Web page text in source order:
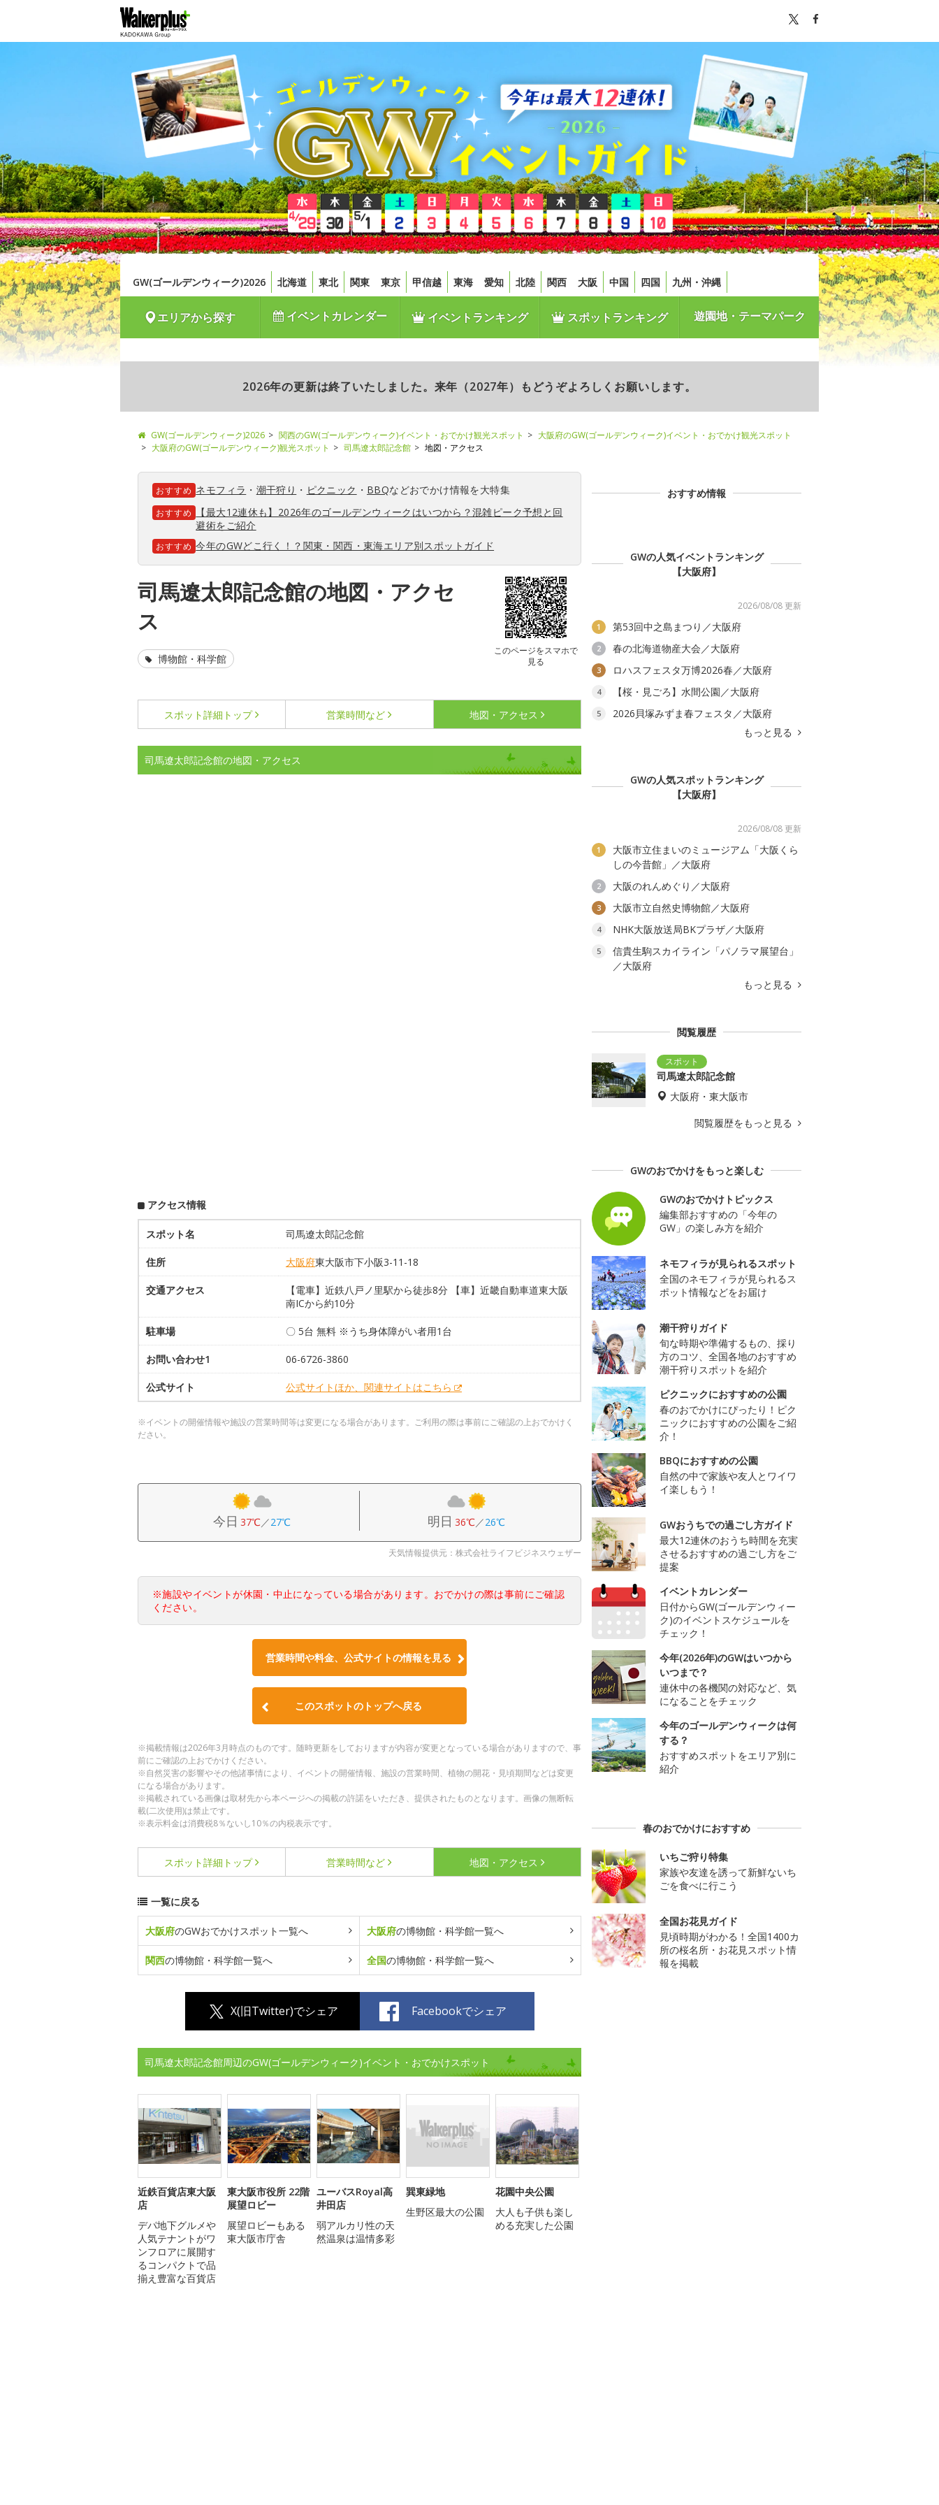
GW(ゴールデンウィーク)2026 北海道 東北 関東 東京 甲信越 東海 愛知 北陸 関西 大阪 中国 四国 九州・沖縄
エリアから探す イベントカレンダー イベントランキング スポットランキング 遊園地・テーマパーク
2026年の更新は終了いたしました。来年（2027年）もどうぞよろしくお願いします。
GW(ゴールデンウィーク)2026 関西のGW(ゴールデンウィーク)イベント・おでかけ観光スポット
大阪府のGW(ゴールデンウィーク)イベント・おでかけ観光スポット
大阪府のGW(ゴールデンウィーク)観光スポット
司馬遼太郎記念館 地図・アクセス
おすすめ ネモフィラ ・ 潮干狩り ・ ピクニック ・ BBQなどおでかけ情報を大特集
おすすめ
【最大12連休も】2026年のゴールデンウィークはいつから？混雑ピーク予想と回
避術をご紹介
おすすめ 今年のGWどこ行く！？関東・関西・東海エリア別スポットガイド
司馬遼太郎記念館の地図・アクセ
ス
このページをスマホで
見る
博物館・科学館
スポット詳細 トップ 営業時間など 地図・アクセス
司馬遼太郎記念館の地図・アクセス
アクセス情報
スポット名 司馬遼太郎記念館
住所 大阪府東大阪市下小阪3-11-18
交通アクセス
【電車】近鉄八戸ノ里駅から徒歩8分 【車】近畿自動車道東大阪
南ICから約10分
駐車場 〇 5台 無料 ※うち身体障がい者用1台
お問い合わせ1 06-6726-3860
公式サイト 公式サイトほか、関連サイトはこちら
※イベントの開催情報や施設の営業時間等は変更になる場合があります。ご利用の際は事前にご確認の上おでかけく
ださい。
今日 37℃／27℃ 明日 36℃／26℃
天気情報提供元：株式会社ライフビジネスウェザー
※施設やイベントが休園・中止になっている場合があります。おでかけの際は事前にご確認
ください。
営業時間や料金、公式サイトの情報を見る
このスポットのトップへ戻る
※掲載情報は2026年3月時点のものです。随時更新をしておりますが内容が変更となっている場合がありますので、事
前にご確認の上おでかけください。
※自然災害の影響やその他諸事情により、イベントの開催情報、施設の営業時間、植物の開花・見頃期間などは変更
になる場合があります。
※掲載されている画像は取材先から本ページへの掲載の許諾をいただき、提供されたものとなります。画像の無断転
載(二次使用)は禁止です。
※表示料金は消費税8％ないし10％の内税表示です。
スポット詳細 トップ 営業時間など 地図・アクセス
一覧に戻る
大阪府のGWおでかけスポット一覧へ 大阪府の博物館・科学館一覧へ
関西の博物館・科学館一覧へ 全国の博物館・科学館一覧へ
X(旧Twitter)でシェア Facebookでシェア
司馬遼太郎記念館周辺のGW(ゴールデンウィーク)イベント・おでかけスポット
近鉄百貨店東大阪
店
デパ地下グルメや
人気テナントがワ
ンフロアに展開す
るコンパクトで品
揃え豊富な百貨店
東大阪市役所 22階
展望ロビー
展望ロビーもある
東大阪市庁舎
ユーバスRoyal高
井田店
弱アルカリ性の天
然温泉は温情多彩
巽東緑地
生野区最大の公園
花園中央公園
大人も子供も楽し
める充実した公園
おすすめ情報
GWの人気イベントランキング
【大阪府】
2026/08/08 更新
1 第53回中之島まつり／大阪府
2 春の北海道物産大会／大阪府
3 ロハスフェスタ万博2026春／大阪府
4 【桜・見ごろ】水間公園／大阪府
5
2026貝塚みずま春フェスタ／大阪府
もっと見る
GWの人気スポットランキング
【大阪府】
2026/08/08 更新
1
大阪市立住まいのミュージアム「大阪くら
しの今昔館」／大阪府
2 大阪のれんめぐり／大阪府
3 大阪市立自然史博物館／大阪府
4 NHK大阪放送局BKプラザ／大阪府
5
信貴生駒スカイライン「パノラマ展望台」
／大阪府
もっと見る
閲覧履歴
司馬遼太郎記念館
大阪府・東大阪市
閲覧履歴をもっと見る
GWのおでかけをもっと楽しむ
GWのおでかけトピックス
編集部おすすめの「今年の
GW」の楽しみ方を紹介
ネモフィラが見られるスポット
全国のネモフィラが見られるス
ポット情報などをお届け
潮干狩りガイド
旬な時期や準備するもの、採り
方のコツ、全国各地のおすすめ
潮干狩りスポットを紹介
ピクニックにおすすめの公園
春のおでかけにぴったり！ピク
ニックにおすすめの公園をご紹
介！
BBQにおすすめの公園
自然の中で家族や友人とワイワ
イ楽しもう！
GWおうちでの過ごし方ガイド
最大12連休のおうち時間を充実
させるおすすめの過ごし方をご
提案
イベントカレンダー
日付からGW(ゴールデンウィー
ク)のイベントスケジュールを
チェック！
今年(2026年)のGWはいつから
いつまで？
連休中の各機関の対応など、気
になることをチェック
今年のゴールデンウィークは何
する？
おすすめスポットをエリア別に
紹介
春のおでかけにおすすめ
いちご狩り特集
家族や友達を誘って新鮮ないち
ごを食べに行こう
全国お花見ガイド
見頃時期がわかる！全国1400カ
所の桜名所・お花見スポット情
報を掲載